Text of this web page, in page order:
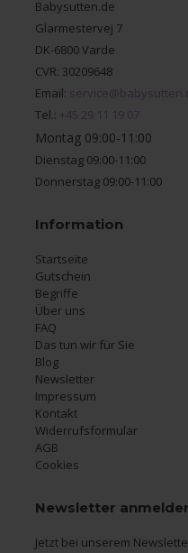
Babysutten.de
Glarmestervej 7
DK-6800 Varde
CVR: 30209648
Email:
Tel.: +45 29 11 19 07
Montag 09:00-11:00
Dienstag 09:00-11:00
Donnerstag 09:00-11:00
Information
Startseite
Gutschein
Begriffe
Über uns
FAQ
Das tun wir für Sie
Blog
Newsletter
Impressum
Kontakt
Widerrufsformular
AGB
Cookies
Newsletter
Jetzt bei unserem